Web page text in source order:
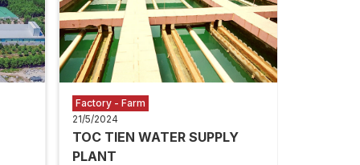
Factory - Farm
21/5/2024
TOC TIEN WATER SUPPLY
PLANT